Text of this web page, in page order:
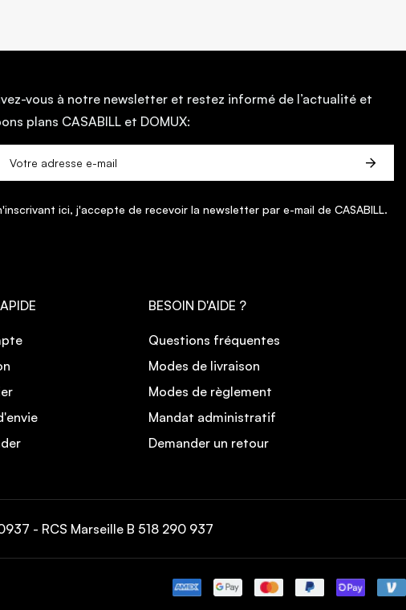
vous à notre newsletter et restez informé de l’actualité et
plans CASABILL et DOMUX:
ici, j'accepte de recevoir la newsletter par e-mail de CASABILL.
BESOIN D'AIDE ?
Questions fréquentes
Modes de livraison
Modes de règlement
Mandat administratif
Demander un retour
- RCS Marseille B 518 290 937